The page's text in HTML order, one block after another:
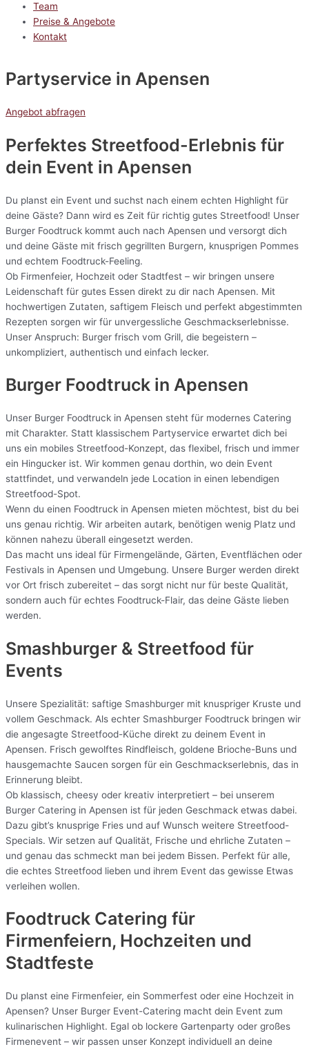
Team
Preise & Angebote
Kontakt
Partyservice in Apensen
Angebot abfragen
Perfektes Streetfood-Erlebnis für
dein Event in Apensen
Du planst ein Event und suchst nach einem echten Highlight für
deine Gäste? Dann wird es Zeit für richtig gutes Streetfood! Unser
Burger Foodtruck kommt auch nach Apensen und versorgt dich
und deine Gäste mit frisch gegrillten Burgern, knusprigen Pommes
und echtem Foodtruck-Feeling.
Ob Firmenfeier, Hochzeit oder Stadtfest – wir bringen unsere
Leidenschaft für gutes Essen direkt zu dir nach Apensen. Mit
hochwertigen Zutaten, saftigem Fleisch und perfekt abgestimmten
Rezepten sorgen wir für unvergessliche Geschmackserlebnisse.
Unser Anspruch: Burger frisch vom Grill, die begeistern –
unkompliziert, authentisch und einfach lecker.
Burger Foodtruck in Apensen
Unser Burger Foodtruck in Apensen steht für modernes Catering
mit Charakter. Statt klassischem Partyservice erwartet dich bei
uns ein mobiles Streetfood-Konzept, das flexibel, frisch und immer
ein Hingucker ist. Wir kommen genau dorthin, wo dein Event
stattfindet, und verwandeln jede Location in einen lebendigen
Streetfood-Spot.
Wenn du einen Foodtruck in Apensen mieten möchtest, bist du bei
uns genau richtig. Wir arbeiten autark, benötigen wenig Platz und
können nahezu überall eingesetzt werden.
Das macht uns ideal für Firmengelände, Gärten, Eventflächen oder
Festivals in Apensen und Umgebung. Unsere Burger werden direkt
vor Ort frisch zubereitet – das sorgt nicht nur für beste Qualität,
sondern auch für echtes Foodtruck-Flair, das deine Gäste lieben
werden.
Smashburger & Streetfood für
Events
Unsere Spezialität: saftige Smashburger mit knuspriger Kruste und
vollem Geschmack. Als echter Smashburger Foodtruck bringen wir
die angesagte Streetfood-Küche direkt zu deinem Event in
Apensen. Frisch gewolftes Rindfleisch, goldene Brioche-Buns und
hausgemachte Saucen sorgen für ein Geschmackserlebnis, das in
Erinnerung bleibt.
Ob klassisch, cheesy oder kreativ interpretiert – bei unserem
Burger Catering in Apensen ist für jeden Geschmack etwas dabei.
Dazu gibt’s knusprige Fries und auf Wunsch weitere Streetfood-
Specials. Wir setzen auf Qualität, Frische und ehrliche Zutaten –
und genau das schmeckt man bei jedem Bissen. Perfekt für alle,
die echtes Streetfood lieben und ihrem Event das gewisse Etwas
verleihen wollen.
Foodtruck Catering für
Firmenfeiern, Hochzeiten und
Stadtfeste
Du planst eine Firmenfeier, ein Sommerfest oder eine Hochzeit in
Apensen? Unser Burger Event-Catering macht dein Event zum
kulinarischen Highlight. Egal ob lockere Gartenparty oder großes
Firmenevent – wir passen unser Konzept individuell an deine